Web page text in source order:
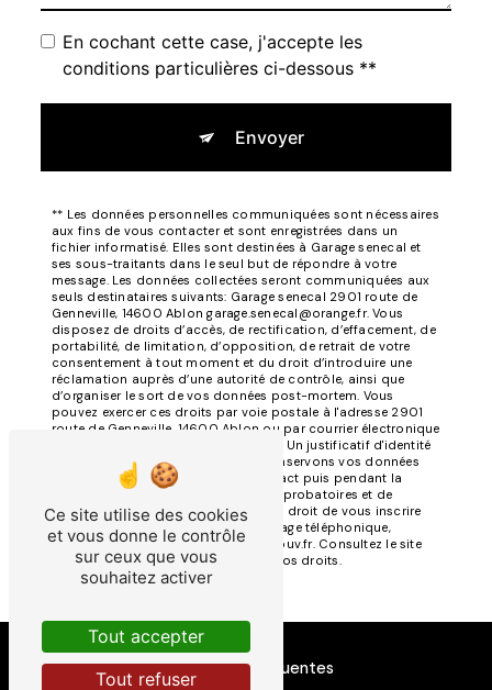
En cochant cette case, j'accepte les
conditions particulières ci-dessous **
Envoyer
** Les données personnelles communiquées sont nécessaires
aux fins de vous contacter et sont enregistrées dans un
fichier informatisé. Elles sont destinées à Garage senecal et
ses sous-traitants dans le seul but de répondre à votre
message. Les données collectées seront communiquées aux
seuls destinataires suivants: Garage senecal 2901 route de
Genneville, 14600 Ablon garage.senecal@orange.fr. Vous
disposez de droits d’accès, de rectification, d’effacement, de
portabilité, de limitation, d’opposition, de retrait de votre
consentement à tout moment et du droit d’introduire une
réclamation auprès d’une autorité de contrôle, ainsi que
d’organiser le sort de vos données post-mortem. Vous
pouvez exercer ces droits par voie postale à l'adresse 2901
route de Genneville, 14600 Ablon ou par courrier électronique
à l'adresse garage.senecal@orange.fr. Un justificatif d'identité
pourra vous être demandé. Nous conservons vos données
pendant la période de prise de contact puis pendant la
durée de prescription légale aux fins probatoires et de
gestion des contentieux. Vous avez le droit de vous inscrire
sur la liste d'opposition au démarchage téléphonique,
disponible à cette adresse:Bloctel.gouv.fr. Consultez le site
cnil.fr pour plus d’informations sur vos droits.
Recherches fréquentes
Ce site utilise des cookies
et vous donne le contrôle
sur ceux que vous
souhaitez activer
Tout accepter
Tout refuser